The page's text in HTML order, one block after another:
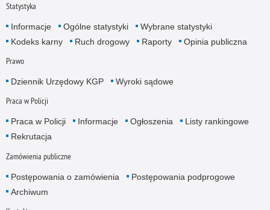
Statystyka
Informacje Ogólne statystyki
Wybrane statystyki
Kodeks karny
Ruch drogowy Raporty Opinia publiczna
Prawo
Dziennik Urzędowy KGP Wyroki sądowe
Praca w Policji
Praca w Policji Informacje Ogłoszenia
Listy rankingowe
Rekrutacja
Zamówienia publiczne
Postępowania o zamówienia
Postępowania podprogowe
Archiwum